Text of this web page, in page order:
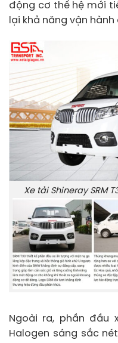
động cơ thế hệ mới
lại khả năng vận hành
Xe tải Shineray SRM
Ngoài ra, phần đầu
Halogen sáng sắc